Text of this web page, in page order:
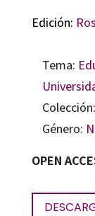
Edición:
Tema:
Colección:
Género:
OPEN